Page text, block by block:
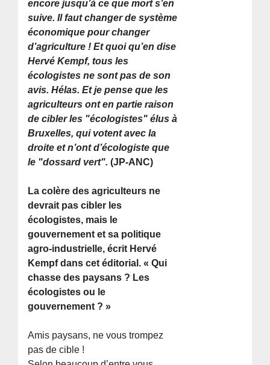
encore jusqu’à ce que mort s’en
suive. Il faut changer de système
économique pour changer
d’agriculture ! Et quoi qu’en dise
Hervé Kempf, tous les
écologistes ne sont pas de son
avis. Hélas. Et je pense que les
agriculteurs ont en partie raison
de cibler les "écologistes" élus à
Bruxelles, qui votent avec la
droite et n’ont d’écologiste que
le "dossard vert". (JP-ANC)
La colère des agriculteurs ne
devrait pas cibler les
écologistes, mais le
gouvernement et sa politique
agro-industrielle, écrit Hervé
Kempf dans cet éditorial. « Qui
chasse des paysans ? Les
écologistes ou le
gouvernement ? »
Amis paysans, ne vous trompez
pas de cible !